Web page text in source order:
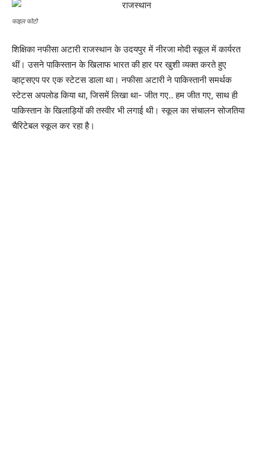
फाइल फोटो
शिक्षिका नफीसा अटारी राजस्थान के उदयपुर में नीरजा मोदी स्कूल में कार्यरत
थीं। उसने पाकिस्तान के खिलाफ भारत की हार पर खुशी व्यक्त करते हुए
व्हाट्सएप पर एक स्टेटस डाला था। नफीसा अटारी ने पाकिस्तानी समर्थक
स्टेटस अपलोड किया था, जिसमें लिखा था- जीत गए.. हम जीत गए, साथ ही
पाकिस्तान के खिलाड़ियों की तस्वीर भी लगाई थी। स्कूल का संचालन सोजतिया
चैरिटेबल स्कूल कर रहा है।